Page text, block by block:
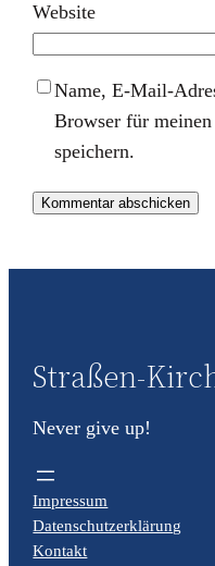
Website
Name, E-Mail-
Browser für
speichern.
Straßen-
Never give up!
Impressum
Datenschutzerklärung
Kontakt